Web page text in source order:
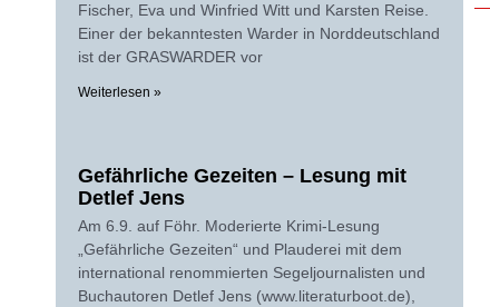
Fischer, Eva und Winfried Witt und Karsten Reise.
Einer der bekanntesten Warder in Norddeutschland
ist der GRASWARDER vor
Weiterlesen »
Gefährliche Gezeiten – Lesung mit
Detlef Jens
Am 6.9. auf Föhr. Moderierte Krimi-Lesung
„Gefährliche Gezeiten“ und Plauderei mit dem
international renommierten Segeljournalisten und
Buchautoren Detlef Jens (www.literaturboot.de),
h